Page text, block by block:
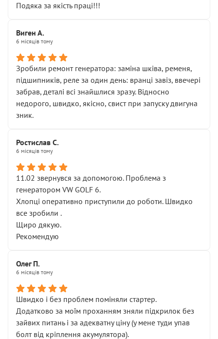
Подяка за якість праці!!!
Виген А.
6 місяців тому
Зробили ремонт генератора: заміна шківа, ременя,
підшипників, реле за один день: вранці завіз, ввечері
забрав, деталі всі знайшлися зразу. Відносно
недорого, швидко, якісно, свист при запуску двигуна
зник.
Ростислав С.
6 місяців тому
11.02 звернувся за допомогою. Проблема з
генератором VW GOLF 6.
Хлопці оперативно приступили до роботи. Швидко
все зробили .
Щиро дякую.
Рекомендую
Олег П.
6 місяців тому
Швидко і без проблем поміняли стартер.
Додатково за моїм проханням зняли підкрилок без
зайвих питань і за адекватну ціну (у мене туди упав
болт від кріплення акумулятора).